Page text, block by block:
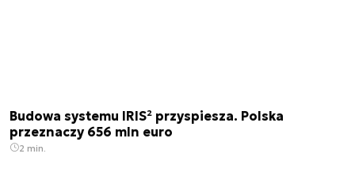
Budowa systemu IRIS² przyspiesza. Polska
przeznaczy 656 mln euro
2 min.